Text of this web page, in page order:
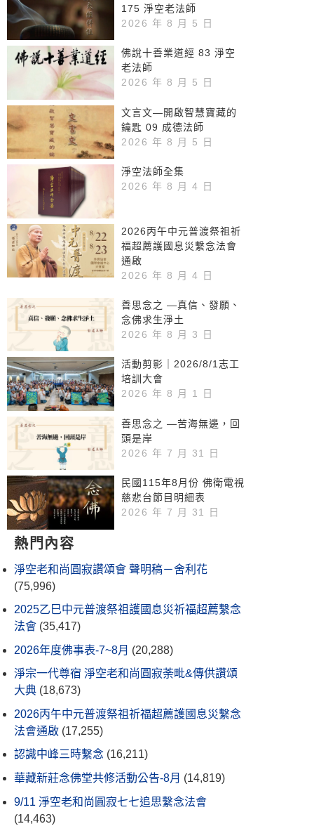
175 淨空老法師
2026 年 8 月 5 日
佛說十善業道經 83 淨空
老法師
2026 年 8 月 5 日
文言文—開啟智慧寶藏的
鑰匙 09 成德法師
2026 年 8 月 5 日
淨空法師全集
2026 年 8 月 4 日
2026丙午中元普渡祭祖祈
福超薦護國息災繫念法會
通啟
2026 年 8 月 4 日
善思念之 —真信、發願、
念佛求生淨土
2026 年 8 月 3 日
活動剪影｜2026/8/1志工
培訓大會
2026 年 8 月 1 日
善思念之 —苦海無邊，回
頭是岸
2026 年 7 月 31 日
民國115年8月份 佛衛電視
慈悲台節目明細表
2026 年 7 月 31 日
熱門內容
淨空老和尚圓寂讚頌會 聲明稿－舍利花
(75,996)
2025乙巳中元普渡祭祖護國息災祈福超薦繫念
法會 (35,417)
2026年度佛事表-7~8月 (20,288)
淨宗一代尊宿 淨空老和尚圓寂荼毗&傳供讚頌
大典 (18,673)
2026丙午中元普渡祭祖祈福超薦護國息災繫念
法會通啟 (17,255)
認識中峰三時繫念 (16,211)
華藏新莊念佛堂共修活動公告-8月 (14,819)
9/11 淨空老和尚圓寂七七追思繫念法會
(14,463)